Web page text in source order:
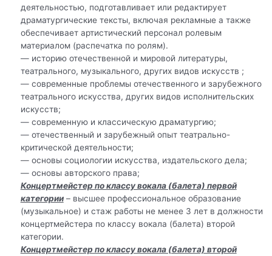
деятельностью, подготавливает или редактирует
драматургические тексты, включая рекламные а также
обеспечивает артистический персонал ролевым
материалом (распечатка по ролям).
— историю отечественной и мировой литературы,
театрального, музыкального, других видов искусств ;
— современные проблемы отечественного и зарубежного
театрального искусства, других видов исполнительских
искусств;
— современную и классическую драматургию;
— отечественный и зарубежный опыт театрально-
критической деятельности;
— основы социологии искусства, издательского дела;
— основы авторского права;
Концертмейстер по классу вокала (балета) первой
категории– высшее профессиональное образование
(музыкальное) и стаж работы не менее 3 лет в должности
концертмейстера по классу вокала (балета) второй
категории.
Концертмейстер по классу вокала (балета) второй